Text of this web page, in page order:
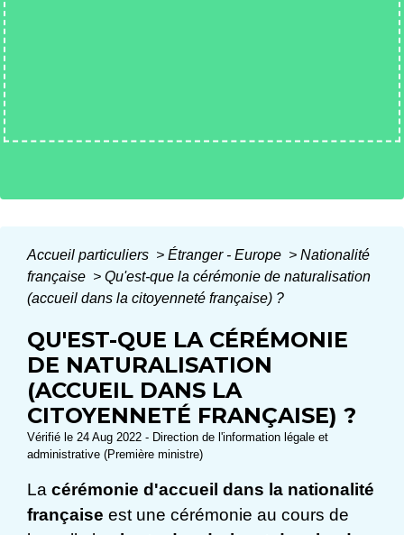
Accueil particuliers > Étranger - Europe > Nationalité
française > Qu'est-que la cérémonie de naturalisation
(accueil dans la citoyenneté française) ?
QU'EST-QUE LA CÉRÉMONIE
DE NATURALISATION
(ACCUEIL DANS LA
CITOYENNETÉ FRANÇAISE) ?
Vérifié le 24 Aug 2022 - Direction de l'information légale et
administrative (Première ministre)
La cérémonie d'accueil dans la nationalité
française est une cérémonie au cours de